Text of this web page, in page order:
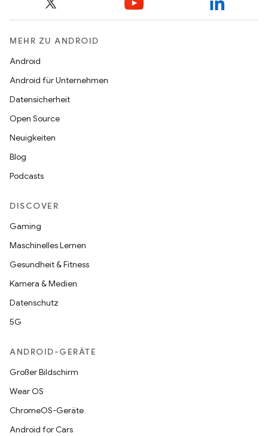
MEHR ZU ANDROID
Android
Android für Unternehmen
Datensicherheit
Open Source
Neuigkeiten
Blog
Podcasts
DISCOVER
Gaming
Maschinelles Lernen
Gesundheit & Fitness
Kamera & Medien
Datenschutz
5G
ANDROID-GERÄTE
Großer Bildschirm
Wear OS
ChromeOS-Geräte
Android for Cars